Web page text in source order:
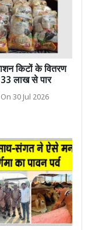
किटों के वितरण
लाख से पार
30 Jul 2026